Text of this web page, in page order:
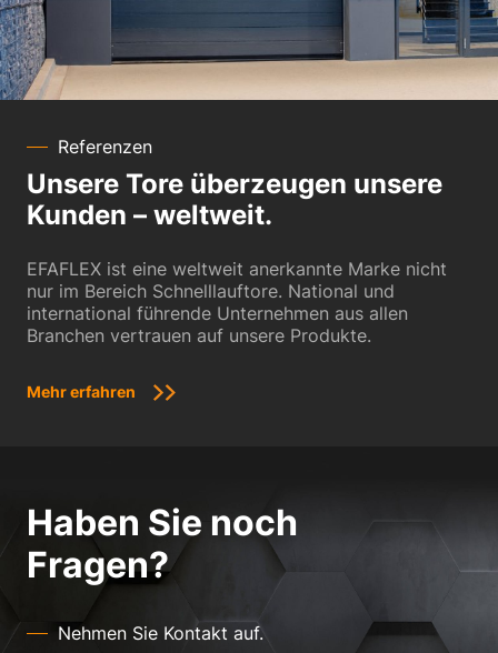
Referenzen
Unsere Tore überzeugen unsere
Kunden – weltweit.
EFAFLEX ist eine weltweit anerkannte Marke nicht
nur im Bereich Schnelllauftore. National und
international führende Unternehmen aus allen
Branchen vertrauen auf unsere Produkte.
Mehr erfahren
Haben Sie noch
Fragen?
Nehmen Sie Kontakt auf.